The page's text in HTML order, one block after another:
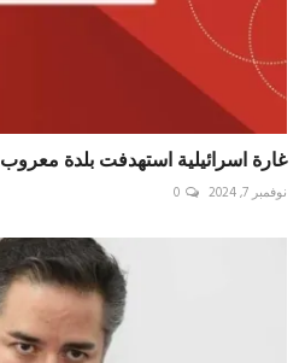
غارة اسرائيلية استهدفت بلدة معروب
نوفمبر 7, 2024 0